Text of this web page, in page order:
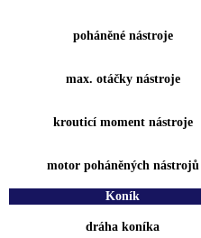
poháněné nástroje
max. otáčky nástroje
krouticí moment nástroje
motor poháněných nástrojů
Koník
dráha koníka